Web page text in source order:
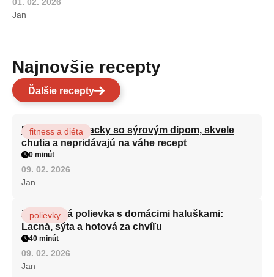
Jan
Najnovšie recepty
Ďalšie recepty
Brokolicové placky so sýrovým dipom, skvele
chutia a nepridávajú na váhe recept
fitness a diéta
0 minút
09. 02. 2026
Jan
Zeleninová polievka s domácimi haluškami:
Lacná, sýta a hotová za chvíľu
polievky
40 minút
09. 02. 2026
Jan